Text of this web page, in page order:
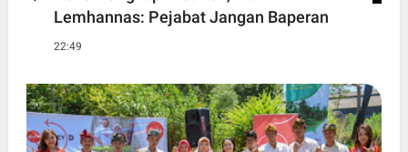
Lemhannas: Pejabat Jangan Baperan
22:49